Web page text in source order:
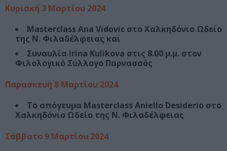
Κυριακή 3 Μαρτίου 2024
Masterclass Ana Vidovic στο Χαλκηδόνιο Ωδείο
της Ν. Φιλαδέλφειας και
Συναυλία Irina Kulikova στις 8.00 μ.μ. στον
Φιλολογικό Σύλλογο Παρνασσός
Παρασκευή 8 Μαρτίου 2024
Το απόγευμα Masterclass Aniello Desiderio στο
Χαλκηδόνιο Ωδείο της Ν. Φιλαδέλφειας
Σάββατο 9 Μαρτίου 2024